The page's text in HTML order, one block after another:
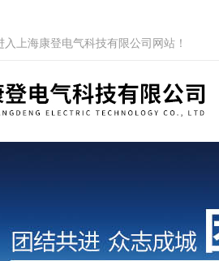
入上海康登电气科技有限公司网站！